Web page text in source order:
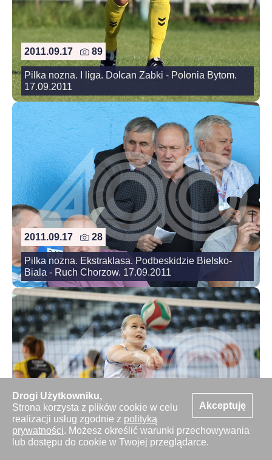
Akceptuję
Drogi Użytkowniku,
Strona korzysta z plików cookie w celu
realizacji usług zgodnie z polityką
prywatności. Możesz określić warunki przechowywania
lub dostępu do cookie w Twojej przeglądarce.
2011.09.17 89
Pilka nozna. I liga. Dolcan Zabki - Polonia Bytom.
17.09.2011
2011.09.17 28
Pilka nozna. Ekstraklasa. Podbeskidzie Bielsko-
Biala - Ruch Chorzow. 17.09.2011
2011.09.17 75
Siatkowka kobiet. Turniej o Puchar Prezydenta
Legionowa. Legionovia Legionowo - Murowana
Goslina. 17.09.2011